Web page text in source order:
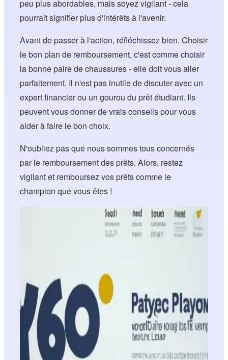
peu plus abordables, mais soyez vigilant - cela
pourrait signifier plus d'intérêts à l'avenir.
Avant de passer à l'action, réfléchissez bien. Choisir
le bon plan de remboursement, c'est comme choisir
la bonne paire de chaussures - elle doit vous aller
parfaitement. Il n'est pas inutile de discuter avec un
expert financier ou un gourou du prêt étudiant. Ils
peuvent vous donner de vrais conseils pour vous
aider à faire le bon choix.
N'oubliez pas que nous sommes tous concernés
par le remboursement des prêts. Alors, restez
vigilant et remboursez vos prêts comme le
champion que vous êtes !